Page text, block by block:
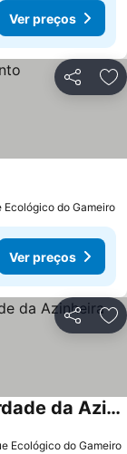
Ver preços
Partilhar
Ecológico do Gameiro
Ver preços
Partilhar
Country House and Estate - Herdade da Azinheira
Ecológico do Gameiro